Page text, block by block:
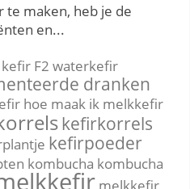
maken, heb je de
en...
kefir F2 waterkefir
dranken
hoe maak ik melkkefir
kefirkorrels
kefirpoeder
kombucha kombucha
melkkefir